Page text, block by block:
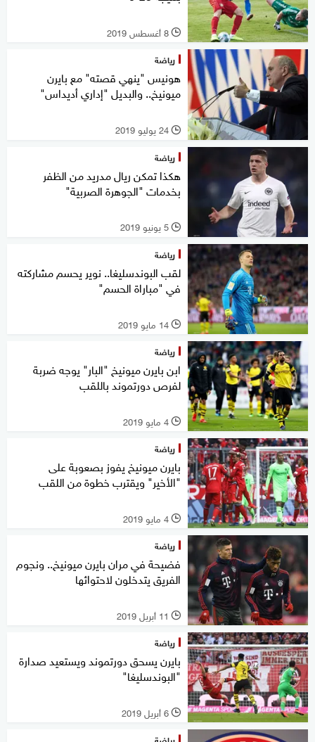
l 8 أغسطس 2019
رياضة
هونيس "ينهي قصته" مع بايرن
ميونيخ.. والبديل "إداري أديداس"
l 24 يوليو 2019
رياضة
هكذا تمكن ريال مدريد من الظفر
بخدمات "الجوهرة الصربية"
l 5 يونيو 2019
رياضة
لقب البوندسليغا.. نوير يحسم مشاركته
في "مباراة الحسم"
l 14 مايو 2019
رياضة
ابن بايرن ميونيخ "البار" يوجه ضربة
لفرص دورتموند باللقب
l 4 مايو 2019
رياضة
بايرن ميونيخ يفوز بصعوبة على
"الأخير" ويقترب خطوة من اللقب
l 4 مايو 2019
رياضة
فضيحة في مران بايرن ميونيخ.. ونجوم
الفريق يتدخلون لاحتوائها
l 11 أبريل 2019
رياضة
بايرن يسحق دورتموند ويستعيد صدارة
"البوندسليغا"
l 6 أبريل 2019